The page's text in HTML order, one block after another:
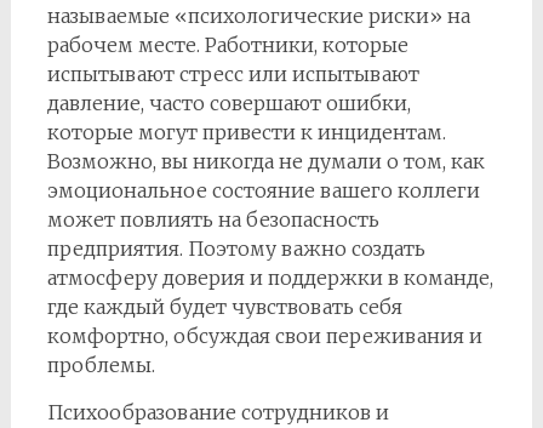
называемые «психологические риски» на
рабочем месте. Работники, которые
испытывают стресс или испытывают
давление, часто совершают ошибки,
которые могут привести к инцидентам.
Возможно, вы никогда не думали о том, как
эмоциональное состояние вашего коллеги
может повлиять на безопасность
предприятия. Поэтому важно создать
атмосферу доверия и поддержки в команде,
где каждый будет чувствовать себя
комфортно, обсуждая свои переживания и
проблемы.
Психообразование сотрудников и